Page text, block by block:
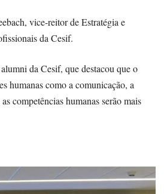
vice-reitor de Estratégia e
da Cesif.
da Cesif, que destacou que o
humanas como a comunicação, a
competências humanas serão mais